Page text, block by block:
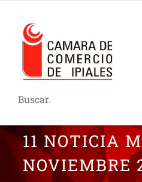
Buscar.
11 NOTICIA
NOVIEMBRE